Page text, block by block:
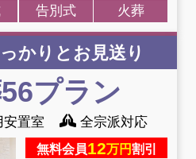
告別式 火葬
かりとお見送り
プラン
安置室 全宗派対応
無料会員12万円割引